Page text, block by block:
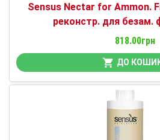
Sensus Nectar for Ammon.
реконстр. для безам.
818.00грн
ДО